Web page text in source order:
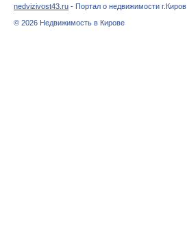
nedvizivost43.ru - Портал о недвижимости г.Киров
© 2026 Недвижимость в Кирове